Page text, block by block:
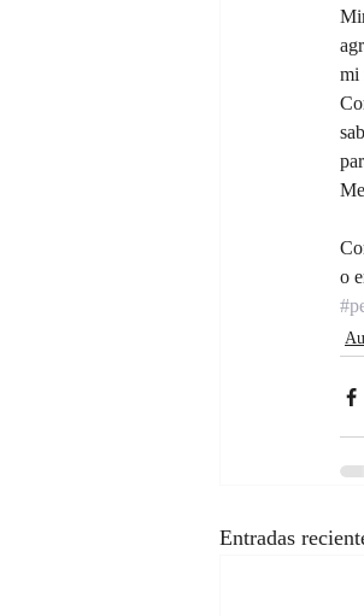
mi
o
Entradas